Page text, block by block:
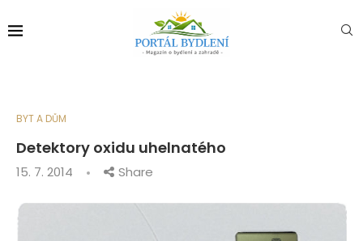
BYT A DŮM
Detektory oxidu uhelnatého
15. 7. 2014 Share